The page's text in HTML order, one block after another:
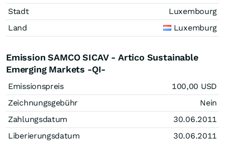
Stadt
Luxembourg
Land
Luxemburg
Emission SAMCO SICAV - Artico Sustainable
Emerging Markets -QI-
Emissionspreis 100,00 USD
Zeichnungsgebühr
Nein
Zahlungsdatum
30.06.2011
Liberierungsdatum
30.06.2011